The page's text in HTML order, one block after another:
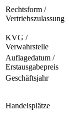
Rechtsform /
Vertriebszulassung
KVG /
Verwahrstelle
Auflagedatum /
Erstausgabepreis
Geschäftsjahr
Handelsplätze